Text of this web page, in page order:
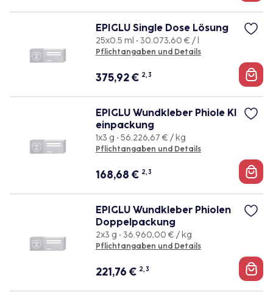
EPIGLU Single Dose Lösung
25x0.5 ml • 30.073,60 € / l
Pflichtangaben und Details
375,92€ 2, 3
EPIGLU Wundkleber Phiole Kl
einpackung
1x3 g • 56.226,67 € / kg
Pflichtangaben und Details
168,68 € 2, 3
EPIGLU Wundkleber Phiolen
Doppelpackung
2x3 g • 36.960,00 € / kg
Pflichtangaben und Details
221,76 € 2, 3